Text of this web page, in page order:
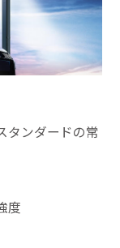
タンダードの常
度